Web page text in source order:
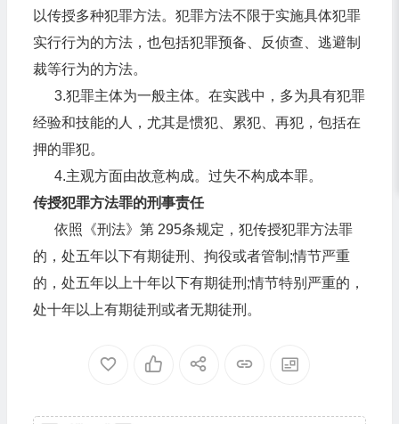
以传授多种犯罪方法。犯罪方法不限于实施具体犯罪
实行行为的方法，也包括犯罪预备、反侦查、逃避制
裁等行为的方法。
3.犯罪主体为一般主体。在实践中，多为具有犯罪
经验和技能的人，尤其是惯犯、累犯、再犯，包括在
押的罪犯。
4.主观方面由故意构成。过失不构成本罪。
传授犯罪方法罪的刑事责任
依照《刑法》第 295条规定，犯传授犯罪方法罪
的，处五年以下有期徒刑、拘役或者管制;情节严重
的，处五年以上十年以下有期徒刑;情节特别严重的，
处十年以上有期徒刑或者无期徒刑。